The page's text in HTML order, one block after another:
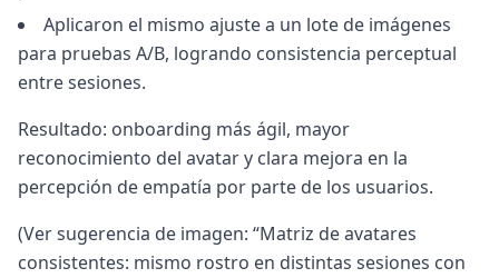
Aplicaron el mismo ajuste a un lote de imágenes
para pruebas A/B, logrando consistencia perceptual
entre sesiones.
Resultado: onboarding más ágil, mayor
reconocimiento del avatar y clara mejora en la
percepción de empatía por parte de los usuarios.
(Ver sugerencia de imagen: “Matriz de avatares
consistentes: mismo rostro en distintas sesiones con